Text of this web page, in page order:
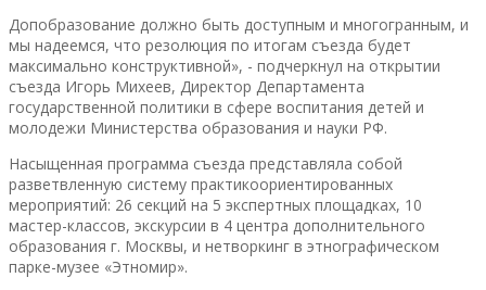
Допобразование должно быть доступным и многогранным, и
мы надеемся, что резолюция по итогам съезда будет
максимально конструктивной», - подчеркнул на открытии
съезда Игорь Михеев, Директор Департамента
государственной политики в сфере воспитания детей и
молодежи Министерства образования и науки РФ.
Насыщенная программа съезда представляла собой
разветвленную систему практикоориентированных
мероприятий: 26 секций на 5 экспертных площадках, 10
мастер-классов, экскурсии в 4 центра дополнительного
образования г. Москвы, и нетворкинг в этнографическом
парке-музее «Этномир».